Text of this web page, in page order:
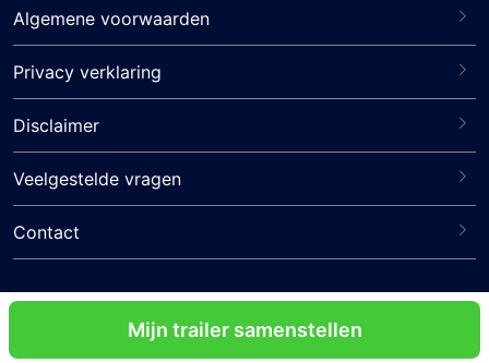
Mijn trailer samenstellen
Algemene voorwaarden
Privacy verklaring
Disclaimer
Veelgestelde vragen
Contact
Volg ons